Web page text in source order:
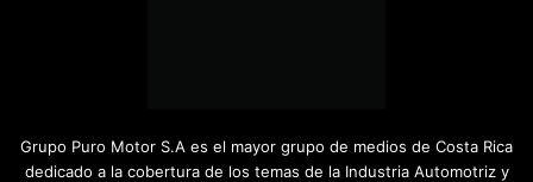
Grupo Puro Motor S.A es el mayor grupo de medios de Costa Rica
dedicado a la cobertura de los temas de la Industria Automotriz y